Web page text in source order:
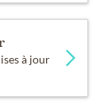
à jour